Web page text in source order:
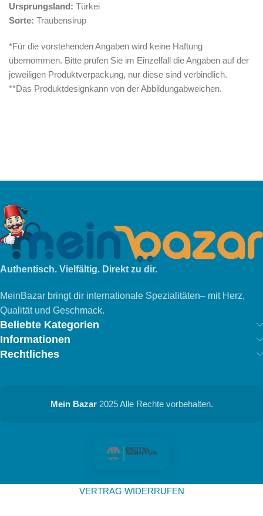
Ursprungsland: Türkei
Sorte: Traubensirup
*Für die vorstehenden Angaben wird keine Haftung
übernommen. Bitte prüfen Sie im Einzelfall die Angaben auf der
jeweiligen Produktverpackung, nur diese sind verbindlich.
**Das Produktdesignkann von der Abbildungabweichen.
Authentisch. Vielfältig. Direkt zu dir.
MeinBazar bringt dir internationale Spezialitäten– mit Herz,
Qualität und Geschmack.
Beliebte Kategorien
Informationen
Rechtliches
Mein Bazar 2025 Alle Rechte vorbehalten.
VERTRAG WIDERRUFEN